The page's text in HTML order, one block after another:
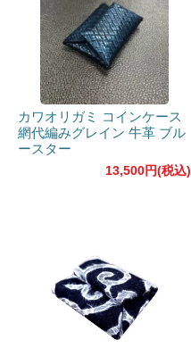
カワオリガミ コインケース
網代編みグレイン 牛革 ブル
ースター
13,500円(税込)